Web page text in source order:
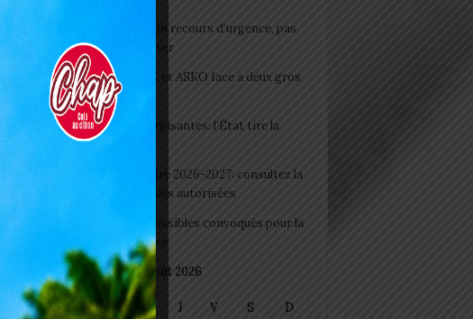
Pilule du lendemain : un recours d’urgence, pas
une habitude à banaliser
Interclubs CAF: ASCK et ASKO face à deux gros
morceaux
Togo/ Boissons énergisantes: l’État tire la
sonnette d’alarme
Togo/ Rentrée scolaire 2026-2027: consultez la
liste officielle des écoles autorisées
ESSAL 2026 : les admissibles convoqués pour la
visite médicale à Lomé
août 2026
L M M J V S D